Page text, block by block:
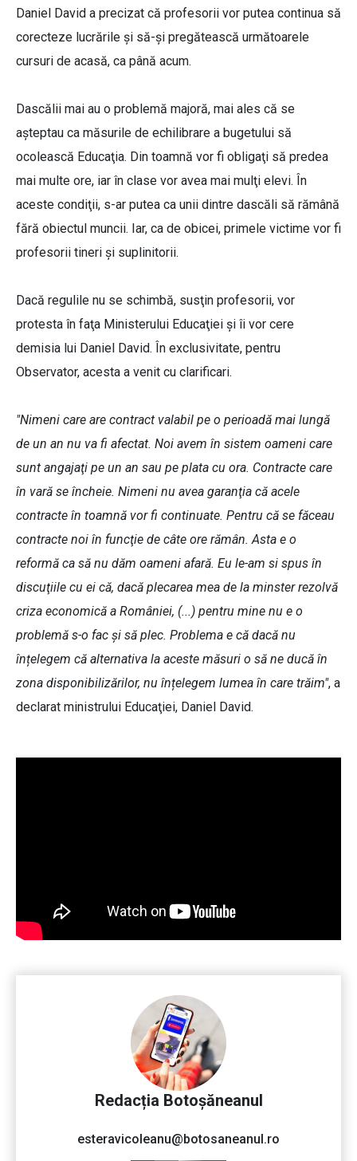
Daniel David a precizat că profesorii vor putea continua să
corecteze lucrările şi să-şi pregătească următoarele
cursuri de acasă, ca până acum.
Dascălii mai au o problemă majoră, mai ales că se
aşteptau ca măsurile de echilibrare a bugetului să
ocolească Educaţia. Din toamnă vor fi obligaţi să predea
mai multe ore, iar în clase vor avea mai mulţi elevi. În
aceste condiţii, s-ar putea ca unii dintre dascăli să rămână
fără obiectul muncii. Iar, ca de obicei, primele victime vor fi
profesorii tineri şi suplinitorii.
Dacă regulile nu se schimbă, susţin profesorii, vor
protesta în faţa Ministerului Educaţiei şi îi vor cere
demisia lui Daniel David. În exclusivitate, pentru
Observator, acesta a venit cu clarificari.
"Nimeni care are contract valabil pe o perioadă mai lungă
de un an nu va fi afectat. Noi avem în sistem oameni care
sunt angajaţi pe un an sau pe plata cu ora. Contracte care
în vară se încheie. Nimeni nu avea garanţia că acele
contracte în toamnă vor fi continuate. Pentru că se făceau
contracte noi în funcţie de câte ore rămân. Asta e o
reformă ca să nu dăm oameni afară. Eu le-am si spus în
discuţiile cu ei că, dacă plecarea mea de la minster rezolvă
criza economică a României, (...) pentru mine nu e o
problemă s-o fac și să plec. Problema e că dacă nu
înțelegem că alternativa la aceste măsuri o să ne ducă în
zona disponibilizărilor, nu înțelegem lumea în care trăim", a
declarat ministrului Educaţiei, Daniel David.
Redacția Botoșăneanul
esteravicoleanu@botosaneanul.ro